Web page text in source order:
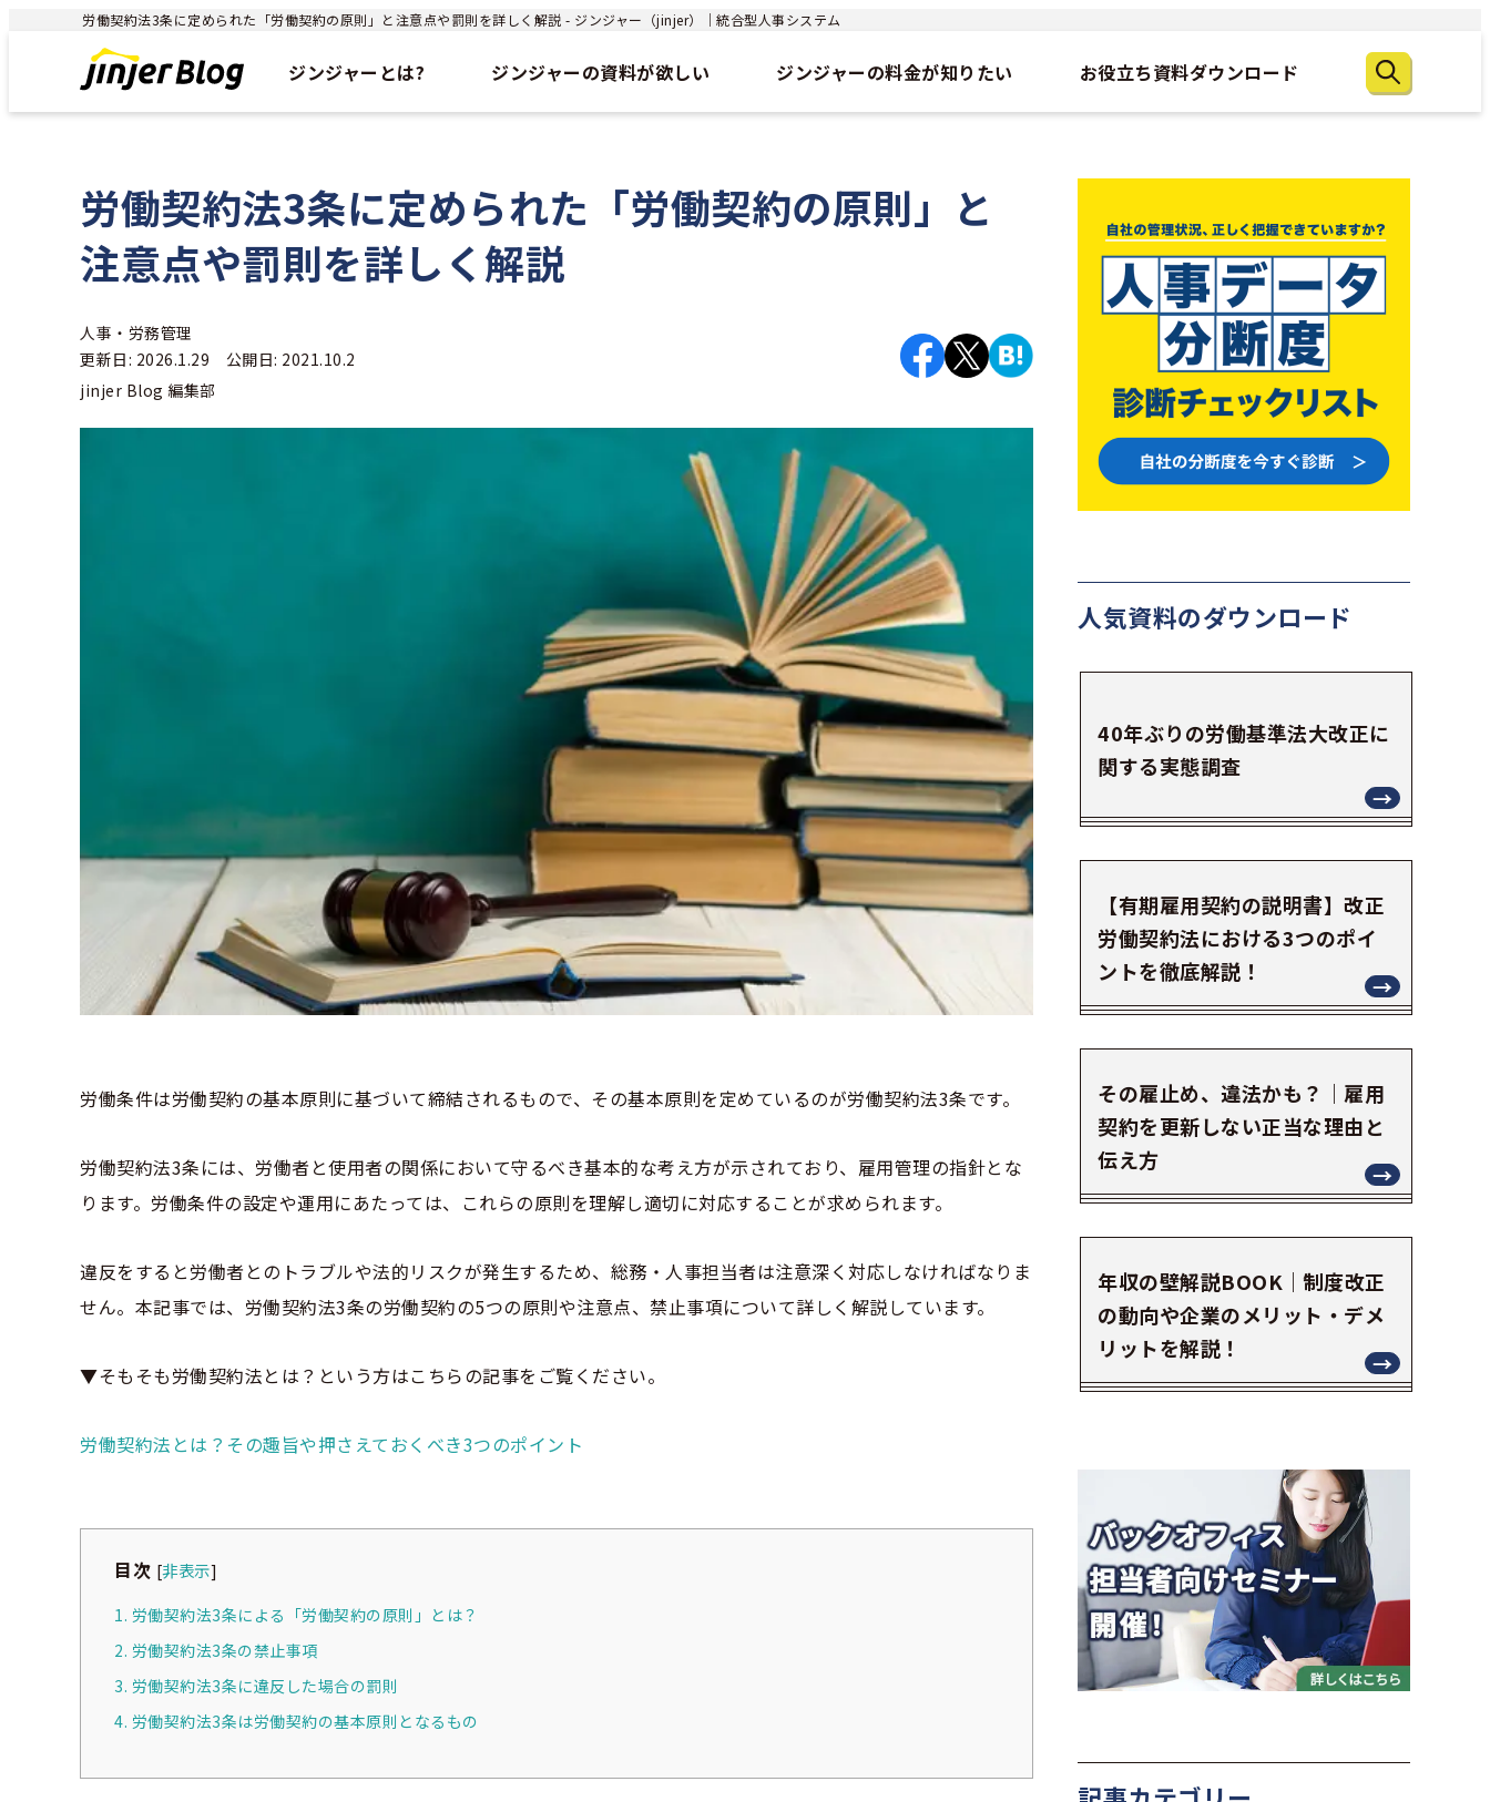
労働契約法3条に定められた「労働契約の原則」と注意点や罰則を詳しく解説 - ジンジャー（jinjer）｜統合型人事システム
ジンジャーとは? ジンジャーの資料が欲しい ジンジャーの料金が知りたい お役立ち資料ダウンロード
労働契約法3条に定められた「労働契約の原則」と
注意点や罰則を詳しく解説
人事・労務管理
更新日: 2026.1.29 公開日: 2021.10.2
jinjer Blog 編集部
労働条件は労働契約の基本原則に基づいて締結されるもので、その基本原則を定めているのが労働契約法3条です。
労働契約法3条には、労働者と使用者の関係において守るべき基本的な考え方が示されており、雇用管理の指針とな
ります。労働条件の設定や運用にあたっては、これらの原則を理解し適切に対応することが求められます。
違反をすると労働者とのトラブルや法的リスクが発生するため、総務・人事担当者は注意深く対応しなければなりま
せん。本記事では、労働契約法3条の労働契約の5つの原則や注意点、禁止事項について詳しく解説しています。
▼そもそも労働契約法とは？という方はこちらの記事をご覧ください。
労働契約法とは？その趣旨や押さえておくべき3つのポイント
目次 [非表示]
1. 労働契約法3条による「労働契約の原則」とは？
2. 労働契約法3条の禁止事項
3. 労働契約法3条に違反した場合の罰則
4. 労働契約法3条は労働契約の基本原則となるもの
人気資料のダウンロード
40年ぶりの労働基準法大改正に
関する実態調査
【有期雇用契約の説明書】改正
労働契約法における3つのポイ
ントを徹底解説！
その雇止め、違法かも？｜雇用
契約を更新しない正当な理由と
伝え方
年収の壁解説BOOK｜制度改正
の動向や企業のメリット・デメ
リットを解説！